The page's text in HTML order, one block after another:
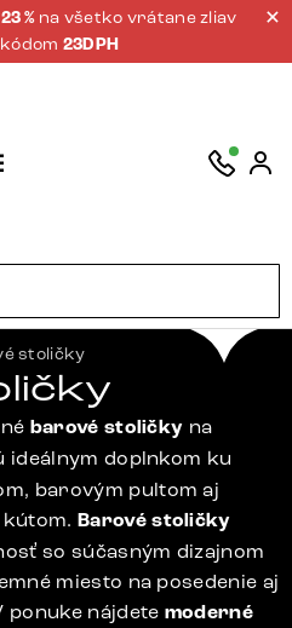
% na všetko vrátane zliav
23DPH
stoličky
barové stoličky na
ideálnym doplnkom ku
barovým pultom aj
Barové stoličky
so súčasným dizajnom
miesto na posedenie aj
ponuke nájdete moderné